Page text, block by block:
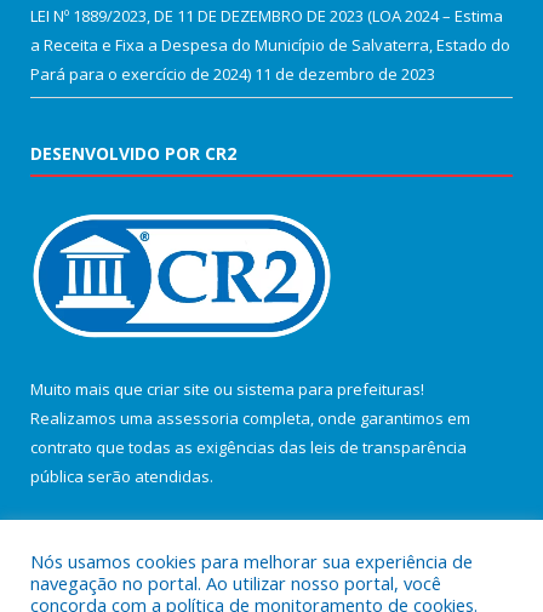
LEI Nº 1889/2023, DE 11 DE DEZEMBRO DE 2023 (LOA 2024 – Estima
a Receita e Fixa a Despesa do Município de Salvaterra, Estado do
Pará para o exercício de 2024) 11 de dezembro de 2023
DESENVOLVIDO POR CR2
Muito mais que criar site ou sistema para prefeituras!
Realizamos uma assessoria completa, onde garantimos em
contrato que todas as exigências das leis de transparência
pública serão atendidas.
Nós usamos cookies para melhorar sua experiência de
navegação no portal. Ao utilizar nosso portal, você
concorda com a política de monitoramento de cookies.